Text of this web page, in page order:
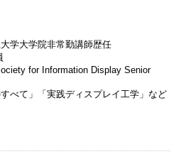
学大学院非常勤講師歴任
for Information Display Senior
べて」「実践ディスプレイ工学」など